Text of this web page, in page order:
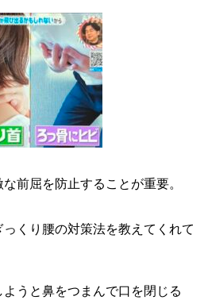
前屈を防止することが重要。
くり腰の対策法を教えてくれて
うと鼻をつまんで口を閉じる